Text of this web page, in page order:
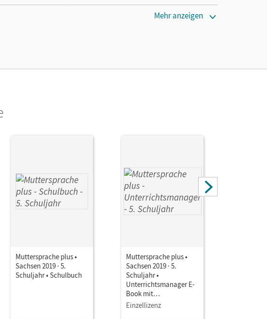
Mehr anzeigen
Muttersprache plus •
Sachsen 2019 · 5.
Schuljahr • Schulbuch
Muttersprache plus •
Sachsen 2019 · 5.
Schuljahr •
Unterrichtsmanager E-
Book mit
Lehrkräftematerialien
Einzellizenz